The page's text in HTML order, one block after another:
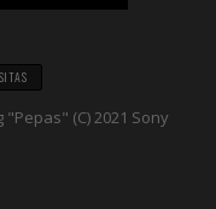
(C) 2021 Sony